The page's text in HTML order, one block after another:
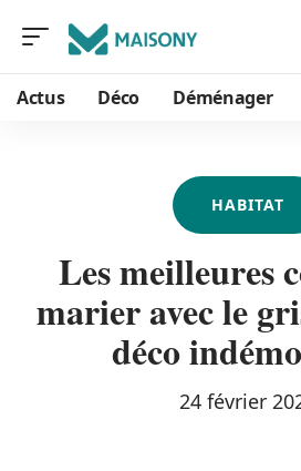
Actus Déco Déménager
HABITAT
Les meilleures
marier avec le
déco
24 février